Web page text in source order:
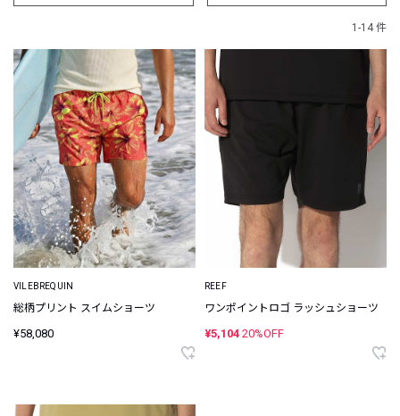
1-14 件
VILEBREQUIN
総柄プリント スイムショーツ
¥58,080
REEF
ワンポイントロゴ ラッシュショーツ
¥5,104 20%OFF